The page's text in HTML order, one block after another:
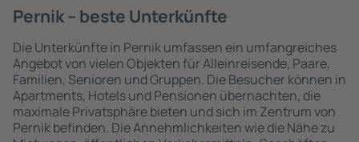
Pernik – beste Unterkünfte
Die Unterkünfte in Pernik umfassen ein umfangreiches
Angebot von vielen Objekten für Alleinreisende, Paare,
Familien, Senioren und Gruppen. Die Besucher können in
Apartments, Hotels und Pensionen übernachten, die
maximale Privatsphäre bieten und sich im Zentrum von
Pernik befinden. Die Annehmlichkeiten wie die Nähe zu